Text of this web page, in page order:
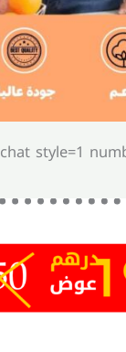
[chat style=1